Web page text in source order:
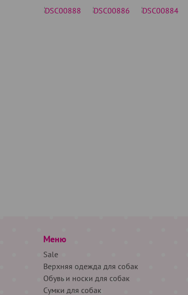
Меню
Sale
Верхняя одежда для собак
Обувь и носки для собак
Сумки для собак